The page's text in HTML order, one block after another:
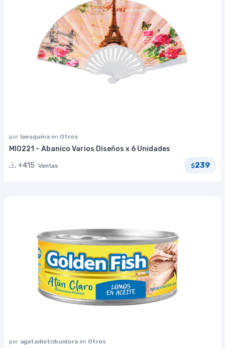
por laesquina en Otros
MI0221 – Abanico Varios Diseños x 6 Unidades
+415 Ventas $239
por agatadistribuidora en Otros